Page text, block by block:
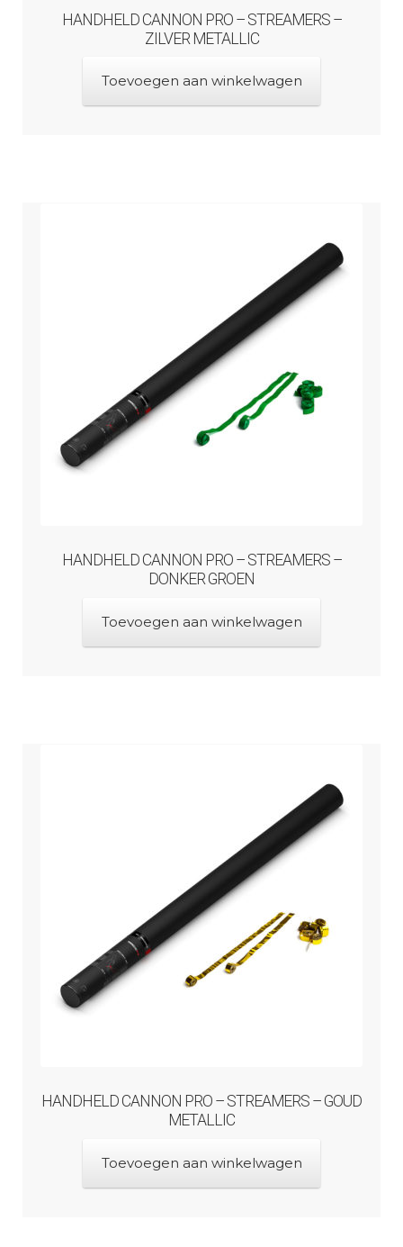
HANDHELD CANNON PRO – STREAMERS –
ZILVER METALLIC
Toevoegen aan winkelwagen
HANDHELD CANNON PRO – STREAMERS –
DONKER GROEN
Toevoegen aan winkelwagen
HANDHELD CANNON PRO – STREAMERS – GOUD
METALLIC
Toevoegen aan winkelwagen